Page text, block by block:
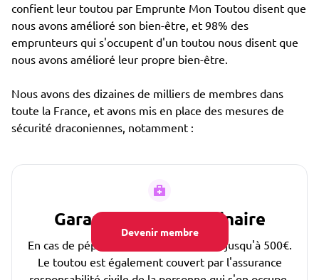
Devenir membre
confient leur toutou par Emprunte Mon Toutou disent que
nous avons amélioré son bien-être, et 98% des
emprunteurs qui s'occupent d'un toutou nous disent que
nous avons amélioré leur propre bien-être.
Nous avons des dizaines de milliers de membres dans
toute la France, et avons mis en place des mesures de
sécurité draconiennes, notamment :
Garantie Frais Vétérinaire
En cas de pépin, les frais sont couverts jusqu'à 500€.
Le toutou est également couvert par l'assurance